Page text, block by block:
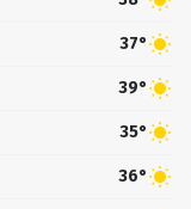
37°
39°
35°
36°